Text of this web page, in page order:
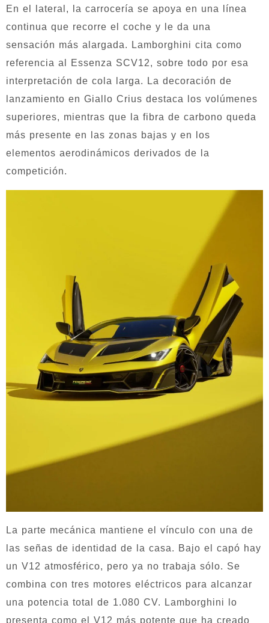
En el lateral, la carrocería se apoya en una línea
continua que recorre el coche y le da una
sensación más alargada. Lamborghini cita como
referencia al Essenza SCV12, sobre todo por esa
interpretación de cola larga. La decoración de
lanzamiento en Giallo Crius destaca los volúmenes
superiores, mientras que la fibra de carbono queda
más presente en las zonas bajas y en los
elementos aerodinámicos derivados de la
competición.
La parte mecánica mantiene el vínculo con una de
las señas de identidad de la casa. Bajo el capó hay
un V12 atmosférico, pero ya no trabaja sólo. Se
combina con tres motores eléctricos para alcanzar
una potencia total de 1.080 CV. Lamborghini lo
presenta como el V12 más potente que ha creado